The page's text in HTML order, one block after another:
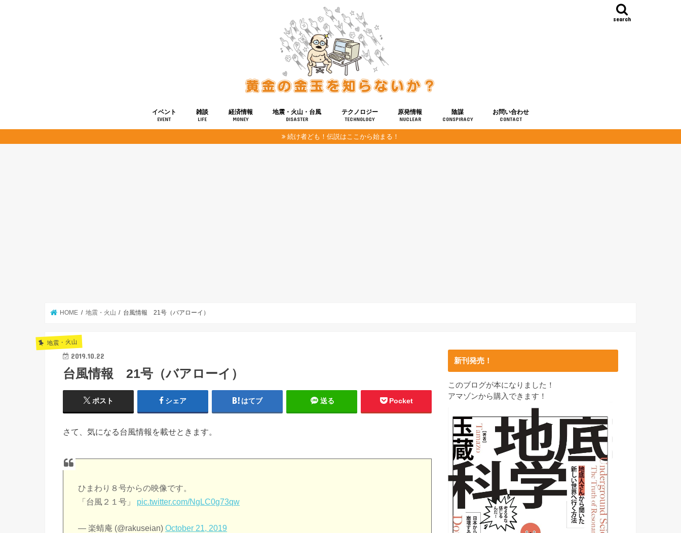
search
イベント
EVENT
雑談
LIFE
経済情報
MONEY
地震・火山・台風
DISASTER
テクノロジー
TECHNOLOGY
健康
宇宙
原発情報
NUCLEAR
陰謀
CONSPIRACY
お問い合わせ
CONTACT
続け者ども！伝説はここから始まる！
HOME 地震・火山 台風情報 21号（バアローイ）
地震・火山
2019.10.22
台風情報 21号（バアローイ）
ポスト シェア はてブ 送る Pocket
さて、気になる台風情報を載せときます。
ひまわり８号からの映像です。
「台風２１号」 pic.twitter.com/NgLC0g73qw
— 楽蜻庵 (@rakuseian)October 21, 2019
新刊発売！
このブログが本になりました！
アマゾンから購入できます！